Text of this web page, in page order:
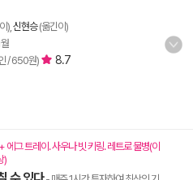
), 신현승(옮긴이)
/ 650원)
8.7
에그 트레이. 사우나 빗 키링. 레트로 물병(이
)